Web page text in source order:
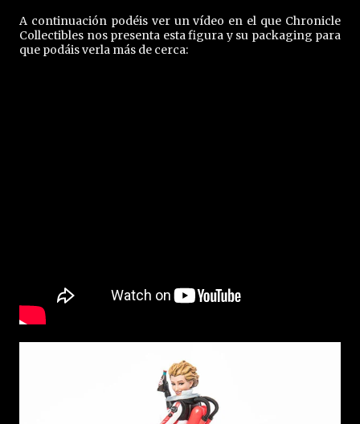
A continuación podéis ver un vídeo en el que Chronicle
Collectibles nos presenta esta figura y su packaging para
que podáis verla más de cerca: